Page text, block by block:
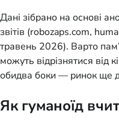
Дані зібрано на основі
звітів (robozaps.com,
травень 2026). Варто
можуть відрізнятися від
обидва боки — ринок ще
Як гуманоїд